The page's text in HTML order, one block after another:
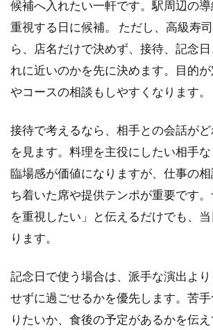
候補へ入れたい一軒です。駅周辺の
重視する日に候補。 ただし、高級寿
ら、店名だけで決めず、接待、記念
れに近いのかを先に決めます。目的
やコースの相談もしやすくなります。
接待で考えるなら、相手との会話が
を見ます。料理を主役にしたい相手
臨場感が価値になりますが、仕事の
ち着いた席や提供テンポが重要です
を重視したい」と伝えるだけでも、
ります。
記念日で使う場合は、派手な演出よ
せずに過ごせるかを優先します。苦
りたいか、食後の予定があるかを伝